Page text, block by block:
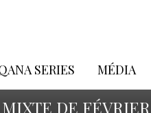
SERIES MÉDIA
DE FÉVRIER